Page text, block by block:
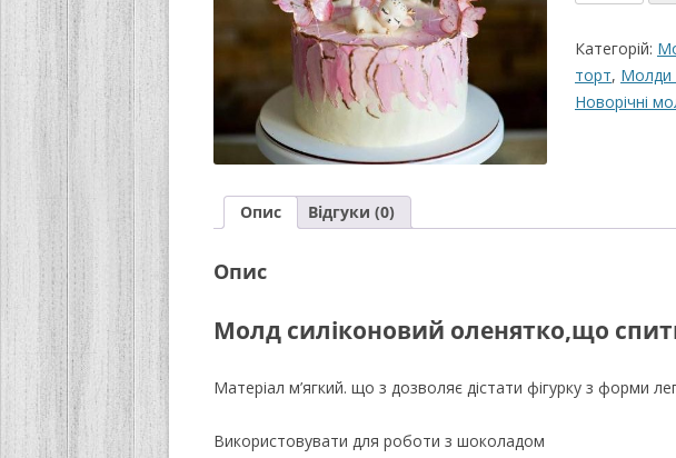
силіконовий
№3
кількість
Категорій:
торт, Молди
Новорічні
Опис Відгуки (0)
Опис
Молд силіконовий оленятко,що
Матеріал м’ягкий. що з дозволяє дістати фігурку з форми
Використовувати для роботи з шоколадом